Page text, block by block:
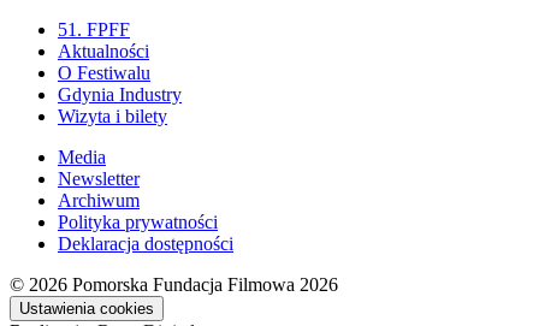
51. FPFF
Aktualności
O Festiwalu
Gdynia Industry
Wizyta i bilety
Media
Newsletter
Archiwum
Polityka prywatności
Deklaracja dostępności
© 2026 Pomorska Fundacja Filmowa 2026
Ustawienia cookies